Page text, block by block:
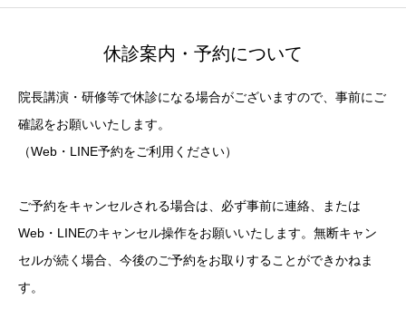
休診案内・予約について
院長講演・研修等で休診になる場合がございますので、事前にご
確認をお願いいたします。
（Web・LINE予約をご利用ください）
ご予約をキャンセルされる場合は、必ず事前に連絡、または
Web・LINEのキャンセル操作をお願いいたします。無断キャン
セルが続く場合、今後のご予約をお取りすることができかねま
す。